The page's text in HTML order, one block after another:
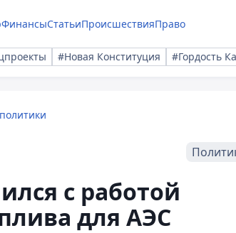
ФинансыСтатьиПроисшествияПраво
#Новая Конституция #Гордость
с работой
для АЭС